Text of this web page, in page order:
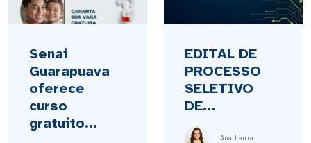
Senai
Guarapuava
oferece
curso
gratuito...
EDITAL DE
PROCESSO
SELETIVO
DE...
Ana Laura